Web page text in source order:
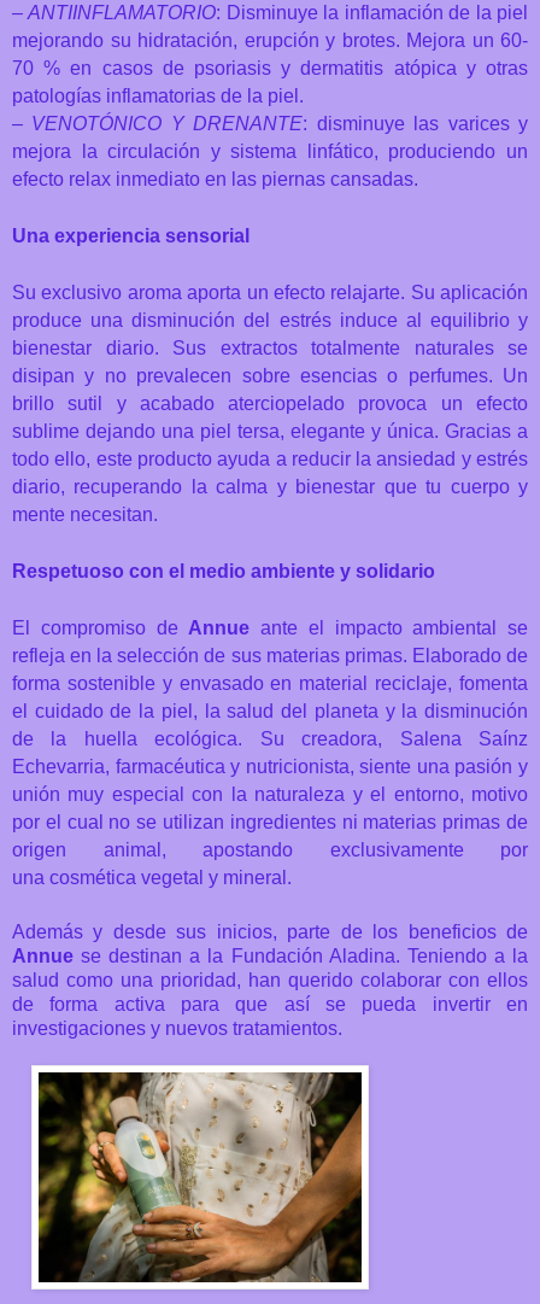
–ANTIINFLAMATORIO: Disminuye la inflamación de la piel
mejorando su hidratación, erupción y brotes. Mejora un 60-
70 % en casos de psoriasis y dermatitis atópica y otras
patologías inflamatorias de la piel.
– VENOTÓNICO Y DRENANTE: disminuye las varices y
mejora la circulación y sistema linfático, produciendo un
efecto relax inmediato en las piernas cansadas.
Una experiencia sensorial
Su exclusivo aroma aporta un efecto relajarte. Su aplicación
produce una disminución del estrés induce al equilibrio y
bienestar diario. Sus extractos totalmente naturales se
disipan y no prevalecen sobre esencias o perfumes. Un
brillo sutil y acabado aterciopelado provoca un efecto
sublime dejando una piel tersa, elegante y única. Gracias a
todo ello, este producto ayuda a reducirla ansiedad y estrés
diario, recuperando la calma y bienestar que tu cuerpo y
mente necesitan.
Respetuoso con el medio ambiente y solidario
El compromiso de Annue ante el impacto ambiental se
refleja en la selección de sus materias primas. Elaborado de
forma sostenible y envasado en material reciclaje, fomenta
el cuidado de la piel, la salud del planeta y la disminución
de la huella ecológica. Su creadora, Salena Saínz
Echevarria, farmacéutica y nutricionista, siente una pasión y
unión muy especial con la naturaleza y el entorno, motivo
por el cual no se utilizan ingredientes ni materias primas de
origen animal, apostando exclusivamente por
una cosmética vegetal y mineral.
Además y desde sus inicios, parte de los beneficios de
Annuese destinan a la Fundación Aladina. Teniendo a la
salud como una prioridad, han querido colaborar con ellos
de forma activa para que así se pueda invertir en
investigaciones y nuevos tratamientos.